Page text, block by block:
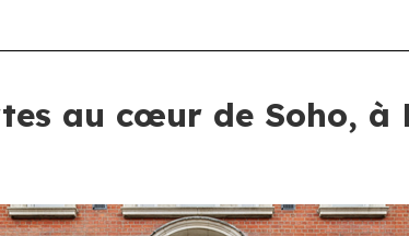
au cœur de Soho, à